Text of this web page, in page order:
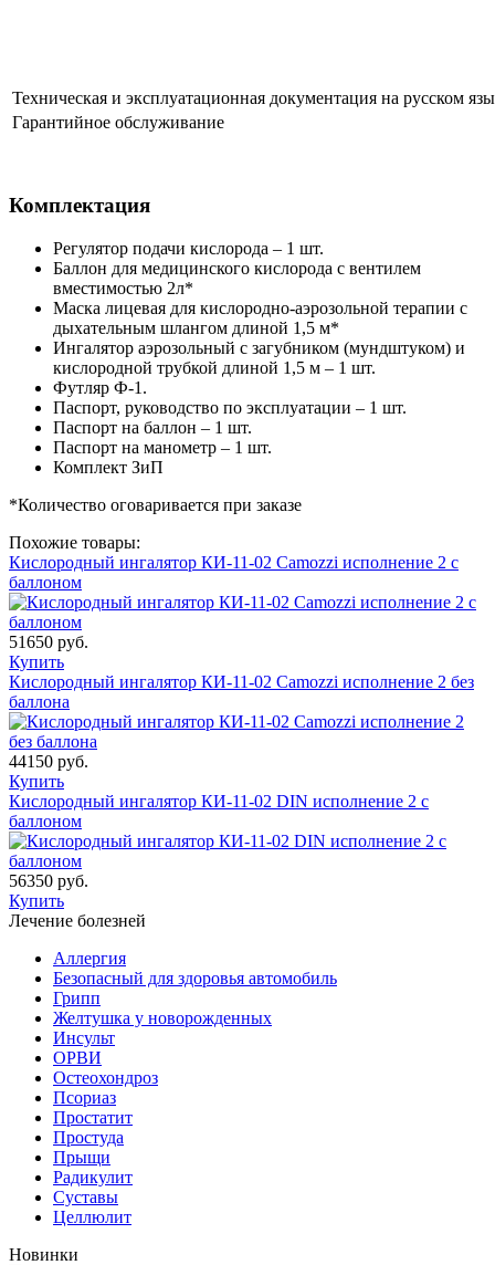
Техническая и эксплуатационная документация на русском
Гарантийное обслуживание
Комплектация
Регулятор подачи кислорода – 1 шт.
Баллон для медицинского кислорода с вентилем
вместимостью 2л*
Маска лицевая для кислородно-аэрозольной терапии с
дыхательным шлангом длиной 1,5 м*
Ингалятор аэрозольный с загубником (мундштуком) и
кислородной трубкой длиной 1,5 м – 1 шт.
Футляр Ф-1.
Паспорт, руководство по эксплуатации – 1 шт.
Паспорт на баллон – 1 шт.
Паспорт на манометр – 1 шт.
Комплект ЗиП
*Количество оговаривается при заказе
Похожие товары:
Кислородный ингалятор КИ-11-02 Camozzi исполнение 2 с
баллоном
51650 руб.
Купить
Кислородный ингалятор КИ-11-02 Camozzi исполнение 2 без
баллона
44150 руб.
Купить
Кислородный ингалятор КИ-11-02 DIN исполнение 2 с
баллоном
56350 руб.
Купить
Лечение болезней
Аллергия
Безопасный для здоровья автомобиль
Грипп
Желтушка у новорожденных
Инсульт
ОРВИ
Остеохондроз
Пcориаз
Простатит
Простуда
Прыщи
Радикулит
Суставы
Целлюлит
Новинки